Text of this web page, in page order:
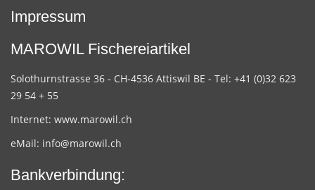
Impressum
MAROWIL Fischereiartikel
Solothurnstrasse 36 - CH-4536 Attiswil BE - Tel: +41 (0)32 623
29 54 + 55
Internet: www.marowil.ch
eMail: info@marowil.ch
Bankverbindung: